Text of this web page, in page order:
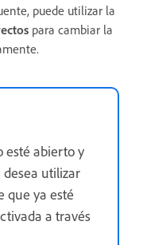
puede utilizar la
para cambiar la
esté abierto y
desea utilizar
que ya esté
a través